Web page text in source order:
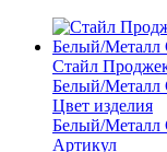
Стайл
Белый/Металл
Цвет изделия
Белый/Металл
Артикул